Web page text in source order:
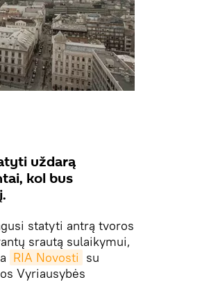
uždarą
kol bus
statyti antrą tvoros
srautą sulaikymui,
RIA Novosti su
Vyriausybės